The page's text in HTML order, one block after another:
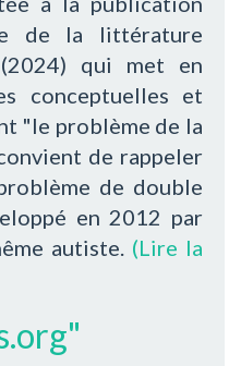
de la littérature
qui met en
conceptuelles et
"le problème de la
de rappeler
de double
en 2012 par
autiste. (Lire la